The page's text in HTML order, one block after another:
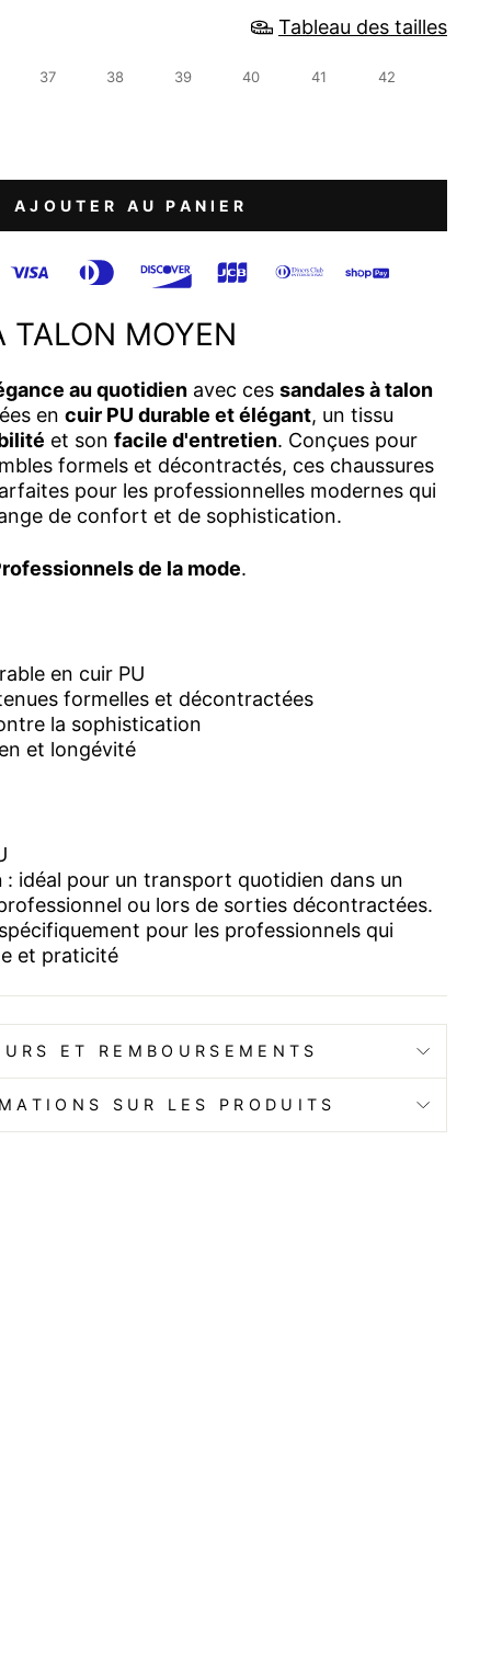
Tableau des tailles
37 38 39 40 41 42
AJOUTER AU PANIER
TALON MOYEN
au quotidien avec ces sandales à talon
en cuir PU durable et élégant, un tissu
et son facile d'entretien. Conçues pour
formels et décontractés, ces chaussures
pour les professionnelles modernes qui
de confort et de sophistication.
de la mode.
en cuir PU
formelles et décontractées
la sophistication
et longévité
: idéal pour un transport quotidien dans un
ou lors de sorties décontractées.
pour les professionnels qui
et praticité
ET REMBOURSEMENTS
SUR LES PRODUITS